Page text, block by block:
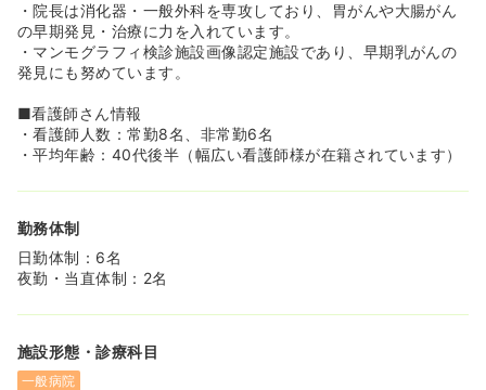
・院長は消化器・一般外科を専攻しており、胃がんや大腸がん
の早期発見・治療に力を入れています。
・マンモグラフィ検診施設画像認定施設であり、早期乳がんの
発見にも努めています。
■看護師さん情報
・看護師人数：常勤8名、非常勤6名
・平均年齢：40代後半（幅広い看護師様が在籍されています）
勤務体制
日勤体制：6名
夜勤・当直体制：2名
施設形態・診療科目
一般病院